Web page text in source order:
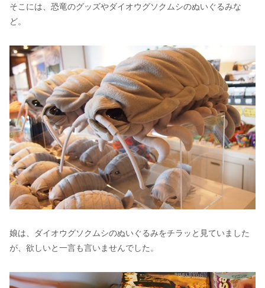
そこには、恐竜のグッズやダイオウグソクムシのぬいぐるみな
ど。
娘は、ダイオウグソクムシのぬいぐるみをチラッと見ていました
が、欲しいと一言も言いませんでした。